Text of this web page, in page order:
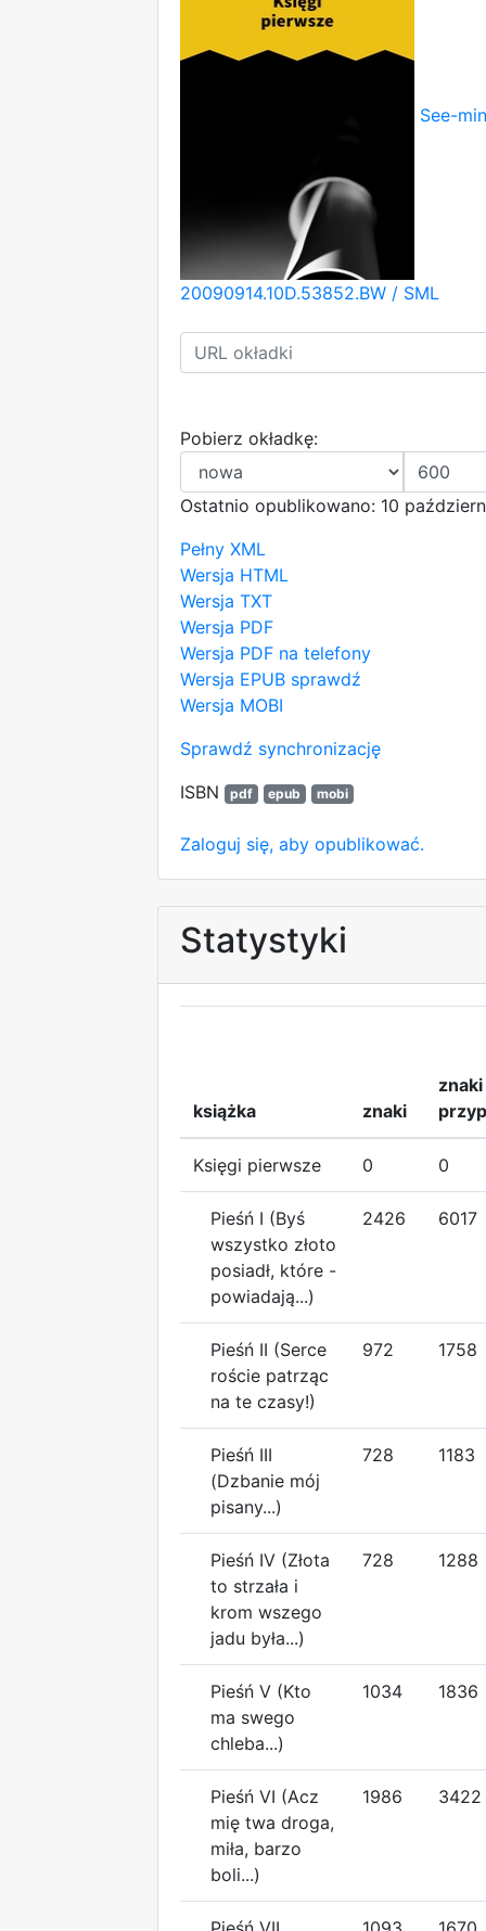
See-
20090914.10D.53852.BW / SML
Pobierz okładkę:
Ostatnio opublikowano: 10
Pełny XML
Wersja HTML
Wersja TXT
Wersja PDF
Wersja PDF na telefony
Wersja EPUB sprawdź
Wersja MOBI
Sprawdź synchronizację
ISBN
pdf epub mobi
Zaloguj się, aby opublikować.
Statystyki
książka znaki
Księgi pierwsze 0 0
Pieśń I (Byś
wszystko złoto
posiadł, które -
powiadają...)
2426 6017
Pieśń II (Serce
roście patrząc
na te czasy!)
972 1758
Pieśń III
(Dzbanie mój
pisany...)
728 1183
Pieśń IV (Złota
to strzała i
krom wszego
jadu była...)
728 1288
Pieśń V (Kto
ma swego
chleba...)
1034 1836
Pieśń VI (Acz
mię twa droga,
miła, barzo
boli...)
1986 3422